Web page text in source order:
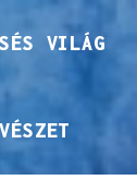
VILÁG